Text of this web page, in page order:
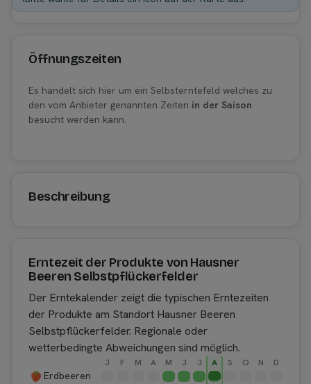
Öffnungszeiten
Es handelt sich hier um ein Selbsterntefeld welches zu
den vom Anbieter genannten Zeiten in der Saison
besucht werden kann.
Beschreibung
Erntezeit der Produkte von Hausner
Beeren Selbstpflückerfelder
Der Erntekalender zeigt die typischen Erntezeiten
der Produkte am Standort Hausner Beeren
Selbstpflückerfelder. Regionale oder
wetterbedingte Abweichungen sind möglich.
J F M A M J J A S O N D
Erdbeeren